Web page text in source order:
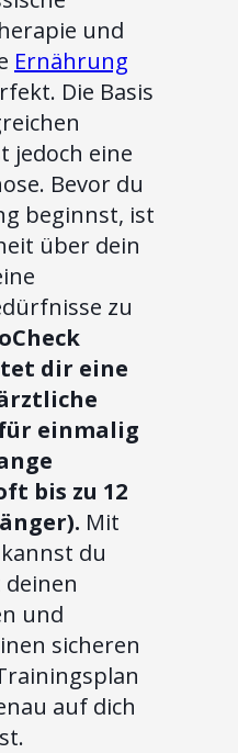
und
Ernährung
Die Basis
jedoch eine
Bevor du
beginnst, ist
über dein
zu
dir eine
einmalig
bis zu 12
Mit
du
und
sicheren
auf dich